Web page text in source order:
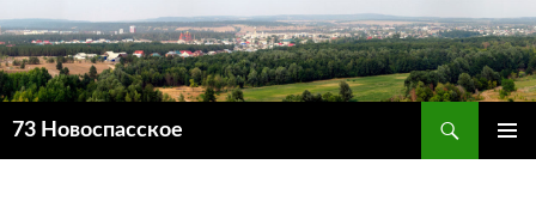
73 Новоспасское